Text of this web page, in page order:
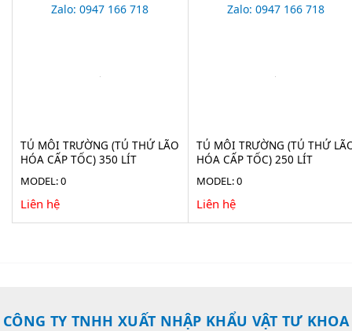
Zalo: 0947 166 718
TỦ MÔI TRƯỜNG (TỦ THỬ LÃO
HÓA CẤP TỐC) 350 LÍT
MODEL: 0
Liên hệ
Zalo: 0947 166 718
TỦ MÔI TRƯỜNG (TỦ THỬ
HÓA CẤP TỐC) 250 LÍT
MODEL: 0
Liên hệ
CÔNG TY TNHH XUẤT NHẬP KHẨU VẬT TƯ KHOA